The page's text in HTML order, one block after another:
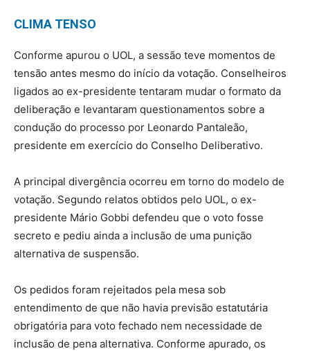
CLIMA TENSO
Conforme apurou o UOL, a sessão teve momentos de
tensão antes mesmo do início da votação. Conselheiros
ligados ao ex-presidente tentaram mudar o formato da
deliberação e levantaram questionamentos sobre a
condução do processo por Leonardo Pantaleão,
presidente em exercício do Conselho Deliberativo.
A principal divergência ocorreu em torno do modelo de
votação. Segundo relatos obtidos pelo UOL, o ex-
presidente Mário Gobbi defendeu que o voto fosse
secreto e pediu ainda a inclusão de uma punição
alternativa de suspensão.
Os pedidos foram rejeitados pela mesa sob
entendimento de que não havia previsão estatutária
obrigatória para voto fechado nem necessidade de
inclusão de pena alternativa. Conforme apurado, os